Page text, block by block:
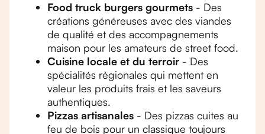
Food truck burgers gourmets - Des
créations généreuses avec des viandes
de qualité et des accompagnements
maison pour les amateurs de street food.
Cuisine locale et du terroir - Des
spécialités régionales qui mettent en
valeur les produits frais et les saveurs
authentiques.
Pizzas artisanales - Des pizzas cuites au
feu de bois pour un classique toujours